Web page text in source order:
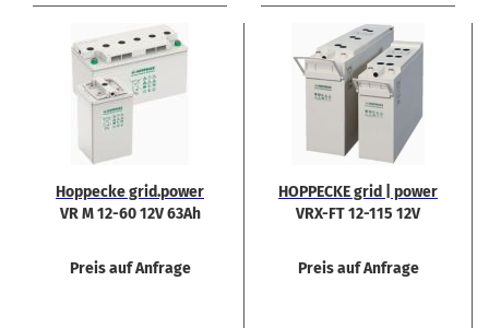
Hop­pe­cke grid.power
VR M 12-60 12V 63Ah
Preis auf Anfrage
HOP­PE­CKE grid | power
VRX-​FT 12-​115 12V
Preis auf Anfrage